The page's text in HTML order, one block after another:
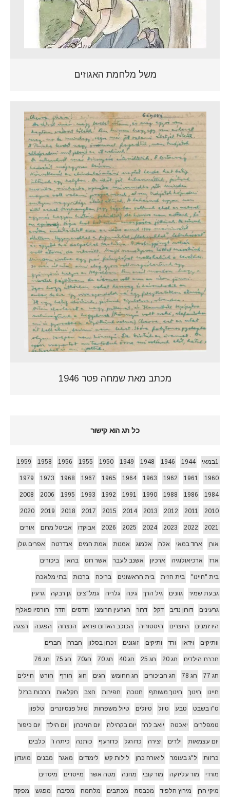
משל מלחמת האגוזים
מכתב מאת שמחה פטר 1946
כל תג הוא קישור
1במאי 1944
1946
1948
1949
1950
1955
1956
1958
1959
1960
1961
1962
1963
1964
1965
1967
1968
1973
1979
1984
1986
1988
1990
1991
1992
1993
1995
2006
2008
2010
2011
2012
2013
2014
2015
2017
2018
2019
2020
2021
2022
2023
2024
2025
2026 אבוקדו אביטל מרום אורים
אורן אחד במאי אלה אלמוג אמנות אמת המים אנדרטה אפרים גולן
ארז ארכיאולוגיה ארכיון אשנב לעבר אשר רוט בהאי ביכורים
בית "חיינו" בית הזית בית הראשונים בריכה ברכות בתי מלאכה
גבעת שמיר גוונים גיל הרך גינה גלריה גמל"צים גן רבקה גרעין
גרעינים דורון נדיב דקל דרור הגרעין הרומני הדסים הדר הורסיו פאלף
היו זמנים היוצרים היסטוריה הכוכב האדום פראג הנצחה הפגנה הצגה
וותיקים וידאו ורד ותיקים זוגונים זכרון בסלון חברה חברים
חברת הילדים חג 20 חג 25 חג 40 חג 70 חג70 חג 75 חג 76
חג 77 חג 78 חג הביכורים חג החומש חגים חוג חורף חורש חיילים
חיינו חינוך חינוך משותף חנוכה חפירות חצב חקלאות חרבות ברזל
ט"ו בשבט טבע טיול טיולים טיול משפחות טיול פנסיונרים טלפון
טמפלרים יאכטה יואב לרר יום בקהילה יום הזיכרון יום הילד יום כיפור
יום עצמאות ילדים יצירה כדורגל כדורעף כותנה כיתה ו' כלבים
כרזות ל"ג בעומר ליאורה כהן לילות קש לימודים מאגר מבנים מועדון
מורדי מור עליזקה מור קובי מחנה מטה אשר מייסדים מיסדים
מיקי הרן מירוץ הלפיד מכבסה מכתבים מלחמה מסיבה מפגש מפקד